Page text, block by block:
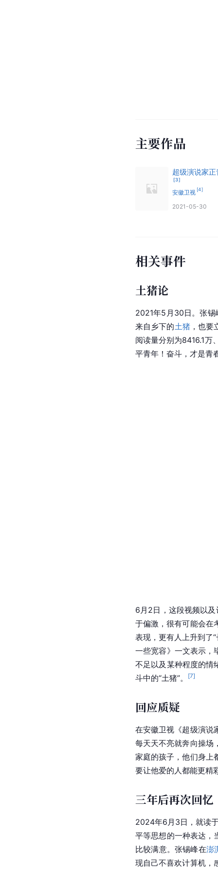
主要作品
超级演说家正
[3]
安徽卫视 [4]
2021-05-30
相关事件
土猪论
2021年5月30日。张锡
来自乡下的土猪，也要
阅读量分别为8416.1万
平青年！奋斗，才是青
6月2日，这段视频以及
于偏激，很有可能会在
表现，更有人上升到了
一些宽容》一文表示，
不足以及某种程度的情
斗中的“土猪”。
[7]
回应质疑
在安徽卫视 《超级演说
每天天不亮就奔向操场
家庭的孩子，他们身上
要让他爱的人都能更精
三年后再次回
2024年6月3日，就读
平等思想的一种表达，
比较满意。张锡峰在澎
现自己不喜欢计算机，